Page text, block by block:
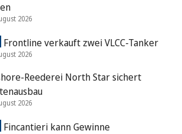
2026
Frontline verkauft zwei VLCC-Tanker
2026
Reederei North Star sichert
2026
Fincantieri kann Gewinne